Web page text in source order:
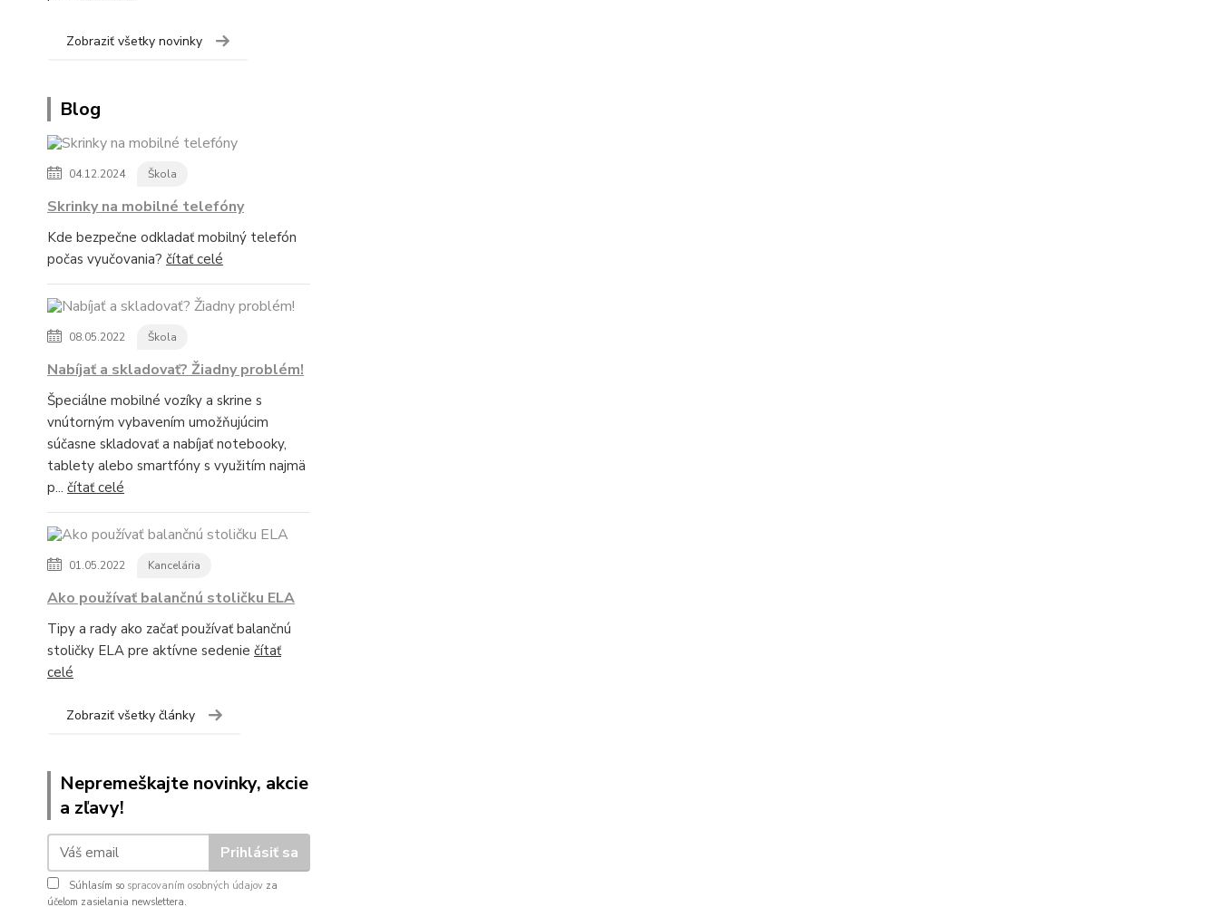
Zobraziť všetky novinky
Blog
04.12.2024 Škola
Skrinky na mobilné telefóny
Kde bezpečne odkladať mobilný telefón
počas vyučovania? čítať celé
08.05.2022 Škola
Nabíjať a skladovať? Žiadny problém!
Špeciálne mobilné vozíky a skrine s
vnútorným vybavením umožňujúcim
súčasne skladovať a nabíjať notebooky,
tablety alebo smartfóny s využitím najmä
p... čítať celé
01.05.2022 Kancelária
Ako používať balančnú stoličku ELA
Tipy a rady ako začať používať balančnú
stoličky ELA pre aktívne sedenie čítať
celé
Zobraziť všetky články
Nepremeškajte novinky, akcie
a zľavy!
Prihlásiť sa
Súhlasím so spracovaním osobných údajov za
účelom zasielania newslettera.